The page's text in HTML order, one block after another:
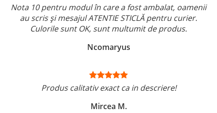
Nota 10 pentru modul în care a fost ambalat, oamenii
au scris și mesajul ATENTIE STICLĂ pentru curier.
Culorile sunt OK, sunt multumit de produs.
Ncomaryus
Produs calitativ exact ca in descriere!
Mircea M.